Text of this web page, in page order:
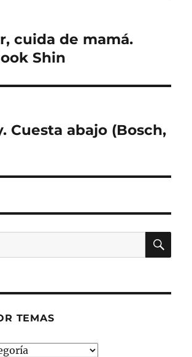
cuida de mamá.
Shin
Cuesta abajo (Bosch,
TEMAS